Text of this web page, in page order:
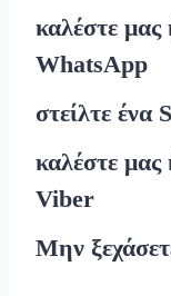
καλέστε
WhatsApp
στείλτε ένα
καλέστε μας
Viber
Μην